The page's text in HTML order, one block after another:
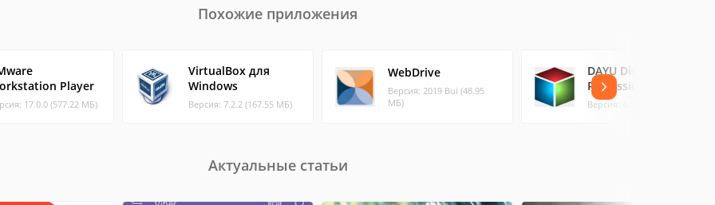
Похожие приложения
Player
17.0.0 (577.22 МБ)
VirtualBox для
Windows
Версия: 7.2.2 (167.55 МБ)
WebDrive
Версия: 2019 Bui (48.95
МБ)
DAYU Disk Master
Professional
Версия: 4.5.1 (16.73 МБ)
Актуальные статьи